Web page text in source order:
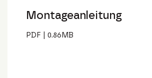
Montageanleitung
PDF 0.86MB